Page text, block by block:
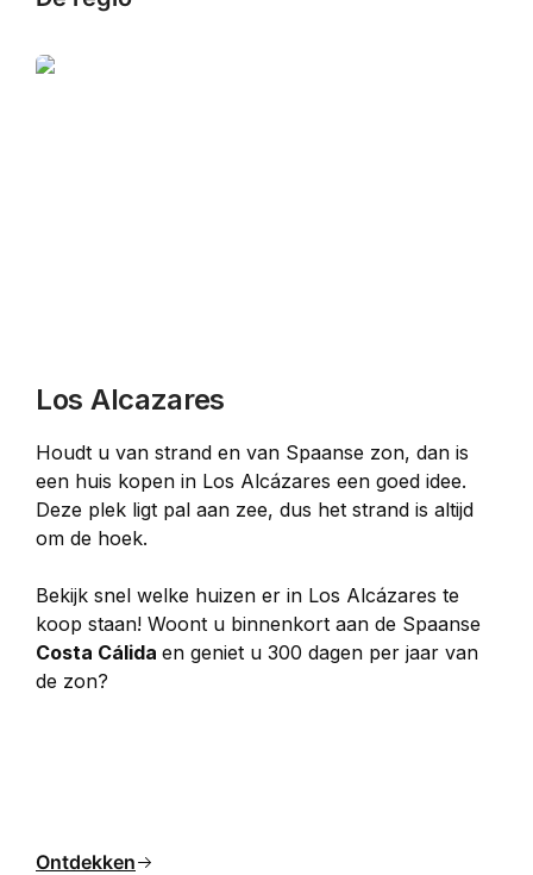
Los Alcazares
Houdt u van strand en van Spaanse zon, dan is
een huis kopen in Los Alcázares een goed idee.
Deze plek ligt pal aan zee, dus het strand is altijd
om de hoek.
Bekijk snel welke huizen er in Los Alcázares te
koop staan! Woont u binnenkort aan de Spaanse
Costa Cálida en geniet u 300 dagen per jaar van
de zon?
Ontdekken